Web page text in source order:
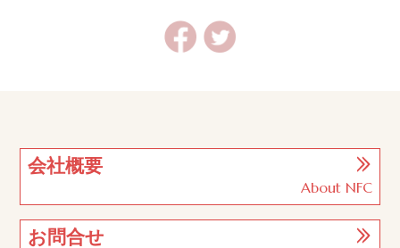
会社概要
About NFC
お問合せ